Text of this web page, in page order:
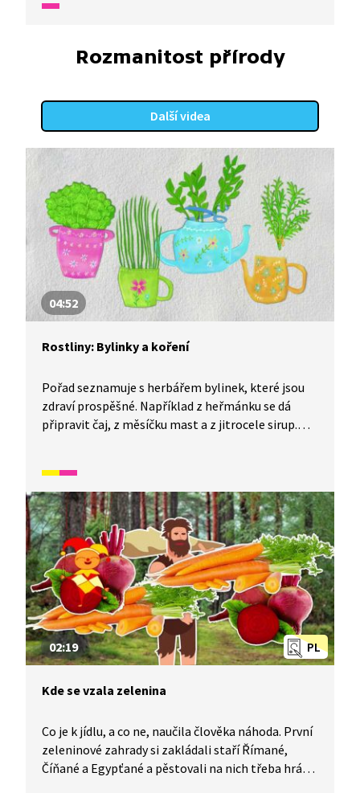
Rozmanitost přírody
Další videa
04:52
Rostliny: Bylinky a koření
Pořad seznamuje s herbářem bylinek, které jsou
zdraví prospěšné. Například z heřmánku se dá
připravit čaj, z měsíčku mast a z jitrocele sirup.
bazalka, pažitka, petržel.
PL
02:19
Kde se vzala zelenina
Co je k jídlu, a co ne, naučila člověka náhoda. První
zeleninové zahrady si zakládali staří Římané,
Číňané a Egypťané a pěstovali na nich třeba hrách.